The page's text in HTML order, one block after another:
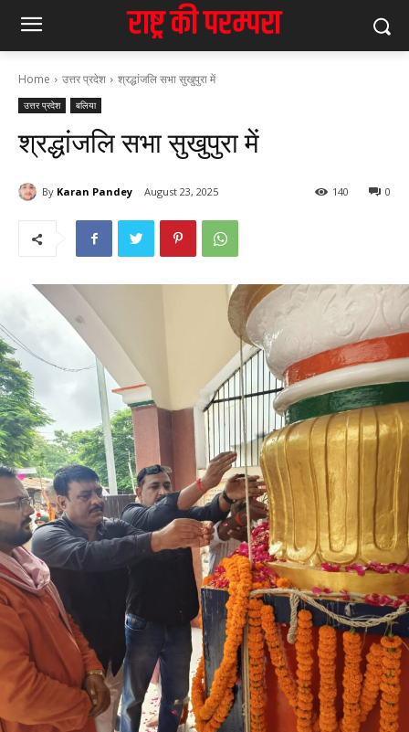
Home उत्तर प्रदेश श्रद्धांजलि सभा सुखुपुरा में
उत्तर प्रदेश बलिया
श्रद्धांजलि सभा सुखुपुरा में
By Karan Pandey August 23, 2025 0
140